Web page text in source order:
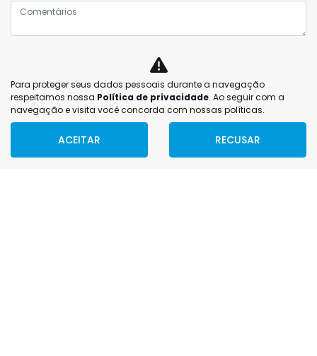
comunicações da concessionária.
ENTRAR EM CONTATO
Para proteger seus dados pessoais durante a navegação
respeitamos nossa Política de privacidade. Ao seguir com a
navegação e visita você concorda com nossas políticas.
ACEITAR RECUSAR